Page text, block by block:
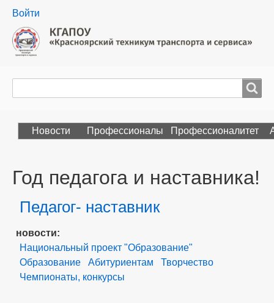
User
menu
Войти
Новости Профессионалы Профессионалитет
Год педагога и наставника!
Раздел
Педагог- наставник
новости
Национальный проект "Образование"
Образование
Абитуриентам
Творчество
Чемпионаты, конкурсы